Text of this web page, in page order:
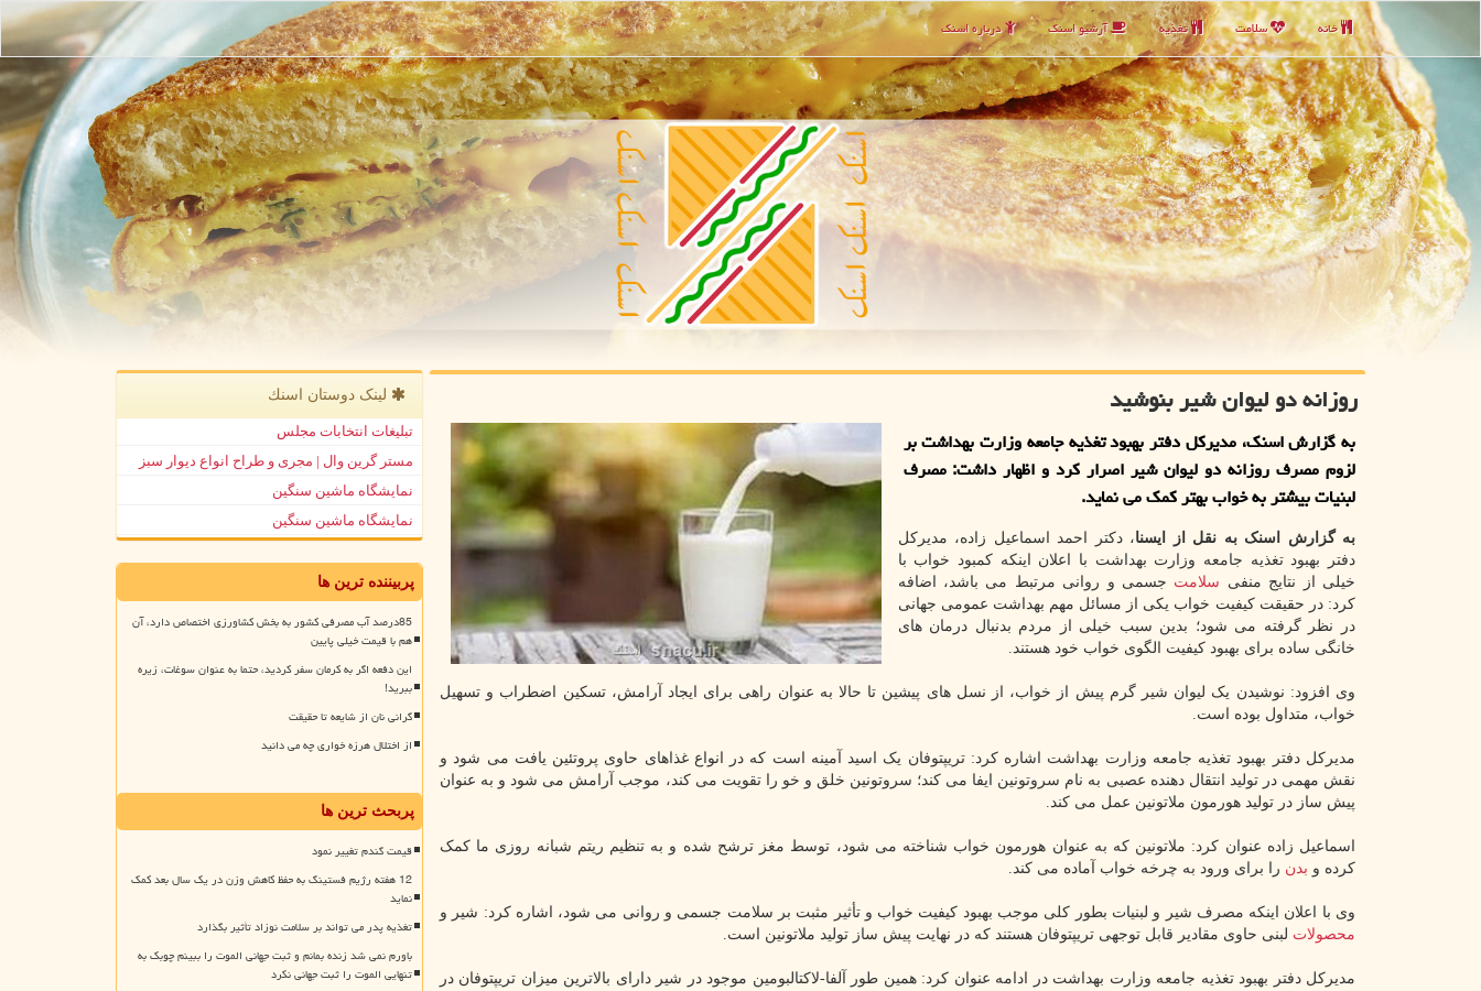
خانه سلامت تغذیه آرشیو اسنك درباره اسنك
روزانه دو لیوان شیر بنوشید
به گزارش اسنک، مدیرکل دفتر بهبود تغذیه جامعه وزارت بهداشت بر
لزوم مصرف روزانه دو لیوان شیر اصرار کرد و اظهار داشت: مصرف
لبنیات بیشتر به خواب بهتر کمک می نماید.
به گزارش اسنک به نقل از ایسنا، دکتر احمد اسماعیل زاده، مدیرکل
دفتر بهبود تغذیه جامعه وزارت بهداشت با اعلان اینکه کمبود خواب با
خیلی از نتایج منفی سلامت جسمی و روانی مرتبط می باشد، اضافه
کرد: در حقیقت کیفیت خواب یکی از مسائل مهم بهداشت عمومی جهانی
در نظر گرفته می شود؛ بدین سبب خیلی از مردم بدنبال درمان های
خانگی ساده برای بهبود کیفیت الگوی خواب خود هستند.
وی افزود: نوشیدن یک لیوان شیر گرم پیش از خواب، از نسل های پیشین تا حالا به عنوان راهی برای ایجاد آرامش، تسکین اضطراب و تسهیل
خواب، متداول بوده است.
مدیرکل دفتر بهبود تغذیه جامعه وزارت بهداشت اشاره کرد: تریپتوفان یک اسید آمینه است که در انواع غذاهای حاوی پروتئین یافت می شود و
نقش مهمی در تولید انتقال دهنده عصبی به نام سروتونین ایفا می کند؛ سروتونین خلق و خو را تقویت می کند، موجب آرامش می شود و به عنوان
پیش ساز در تولید هورمون ملاتونین عمل می کند.
اسماعیل زاده عنوان کرد: ملاتونین که به عنوان هورمون خواب شناخته می شود، توسط مغز ترشح شده و به تنظیم ریتم شبانه روزی ما کمک
کرده و بدن را برای ورود به چرخه خواب آماده می کند.
وی با اعلان اینکه مصرف شیر و لبنیات بطور کلی موجب بهبود کیفیت خواب و تأثیر مثبت بر سلامت جسمی و روانی می شود، اشاره کرد: شیر و
محصولات لبنی حاوی مقادیر قابل توجهی تریپتوفان هستند که در نهایت پیش ساز تولید ملاتونین است.
مدیرکل دفتر بهبود تغذیه جامعه وزارت بهداشت در ادامه عنوان کرد: همین طور آلفا-لاکتالبومین موجود در شیر دارای بالاترین میزان تریپتوفان در
لینک دوستان اسنك
تبلیغات انتخابات مجلس
مستر گرین وال | مجری و طراح انواع دیوار سبز
نمایشگاه ماشین سنگین
نمایشگاه ماشین سنگین
پربیننده ترین ها
85درصد آب مصرفی کشور به بخش کشاورزی اختصاص دارد، آن
هم با قیمت خیلی پایین
این دفعه اگر به کرمان سفر کردید، حتما به عنوان سوغات، زیره
ببرید!
گرانی نان از شایعه تا حقیقت
از اختلال هرزه خواری چه می دانید
پربحث ترین ها
قیمت گندم تغییر نمود
12 هفته رژیم فستینگ به حفظ کاهش وزن در یک سال بعد کمک
نماید
تغذیه پدر می تواند بر سلامت نوزاد تأثیر بگذارد
باورم نمی شد زنده بمانم و ثبت جهانی الموت را ببینم چوبک به
تنهایی الموت را ثبت جهانی نکرد